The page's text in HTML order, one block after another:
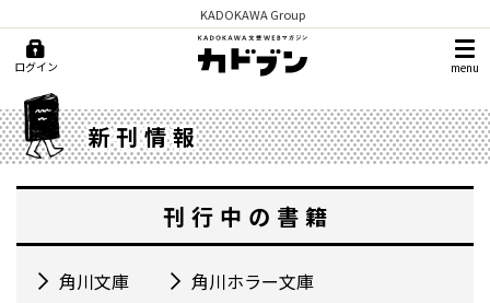
KADOKAWA Group
ログイン menu
新刊情報
刊行中の書籍
角川文庫
角川ホラー文庫